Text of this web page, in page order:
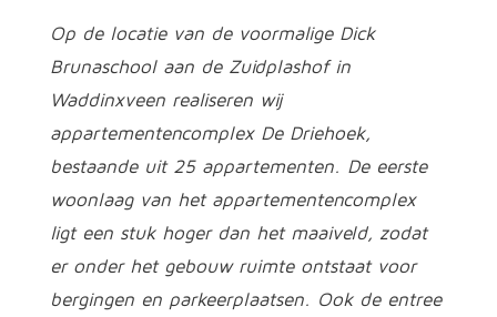
Op de locatie van de voormalige Dick
Brunaschool aan de Zuidplashof in
Waddinxveen realiseren wij
appartementencomplex De Driehoek,
bestaande uit 25 appartementen. De eerste
woonlaag van het appartementencomplex
ligt een stuk hoger dan het maaiveld, zodat
er onder het gebouw ruimte ontstaat voor
bergingen en parkeerplaatsen. Ook de entree